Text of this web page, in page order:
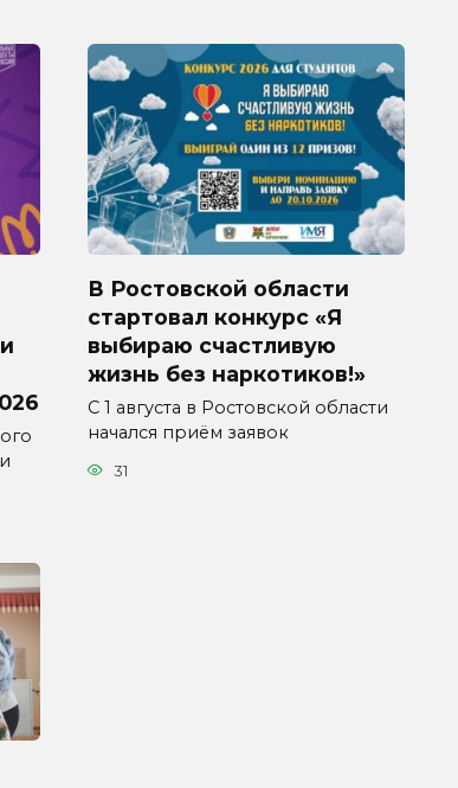
В Ростовской области
стартовал конкурс «Я
выбираю счастливую
жизнь без наркотиков!»
С 1 августа в Ростовской области
начался приём заявок
31